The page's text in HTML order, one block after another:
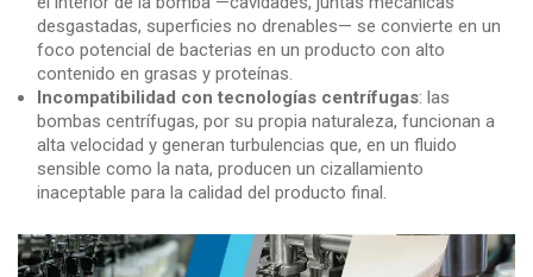
desgastadas, superficies no drenables— se convierte en un
foco potencial de bacterias en un producto con alto
contenido en grasas y proteínas.
Incompatibilidad con tecnologías centrífugas: las
bombas centrífugas, por su propia naturaleza, funcionan a
alta velocidad y generan turbulencias que, en un fluido
sensible como la nata, producen un cizallamiento
inaceptable para la calidad del producto final.